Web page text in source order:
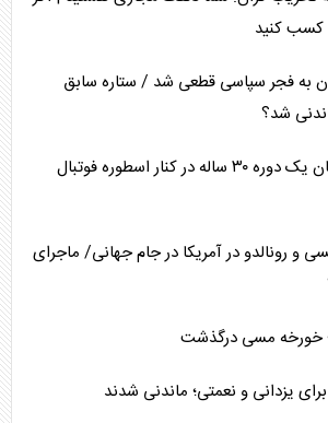
کسب کنید
به فجر سپاسی قطعی شد / ستاره سابق
شد؟
درگذشت مسی؛ پایان یک دوره ۳۰ ساله در کنار اسطوره فوتبال
و رونالدو در آمریکا در جام جهانی/ ماجرای
خورخه مسی درگذشت
یزدانی و نعمتی؛ ماندنی شدند